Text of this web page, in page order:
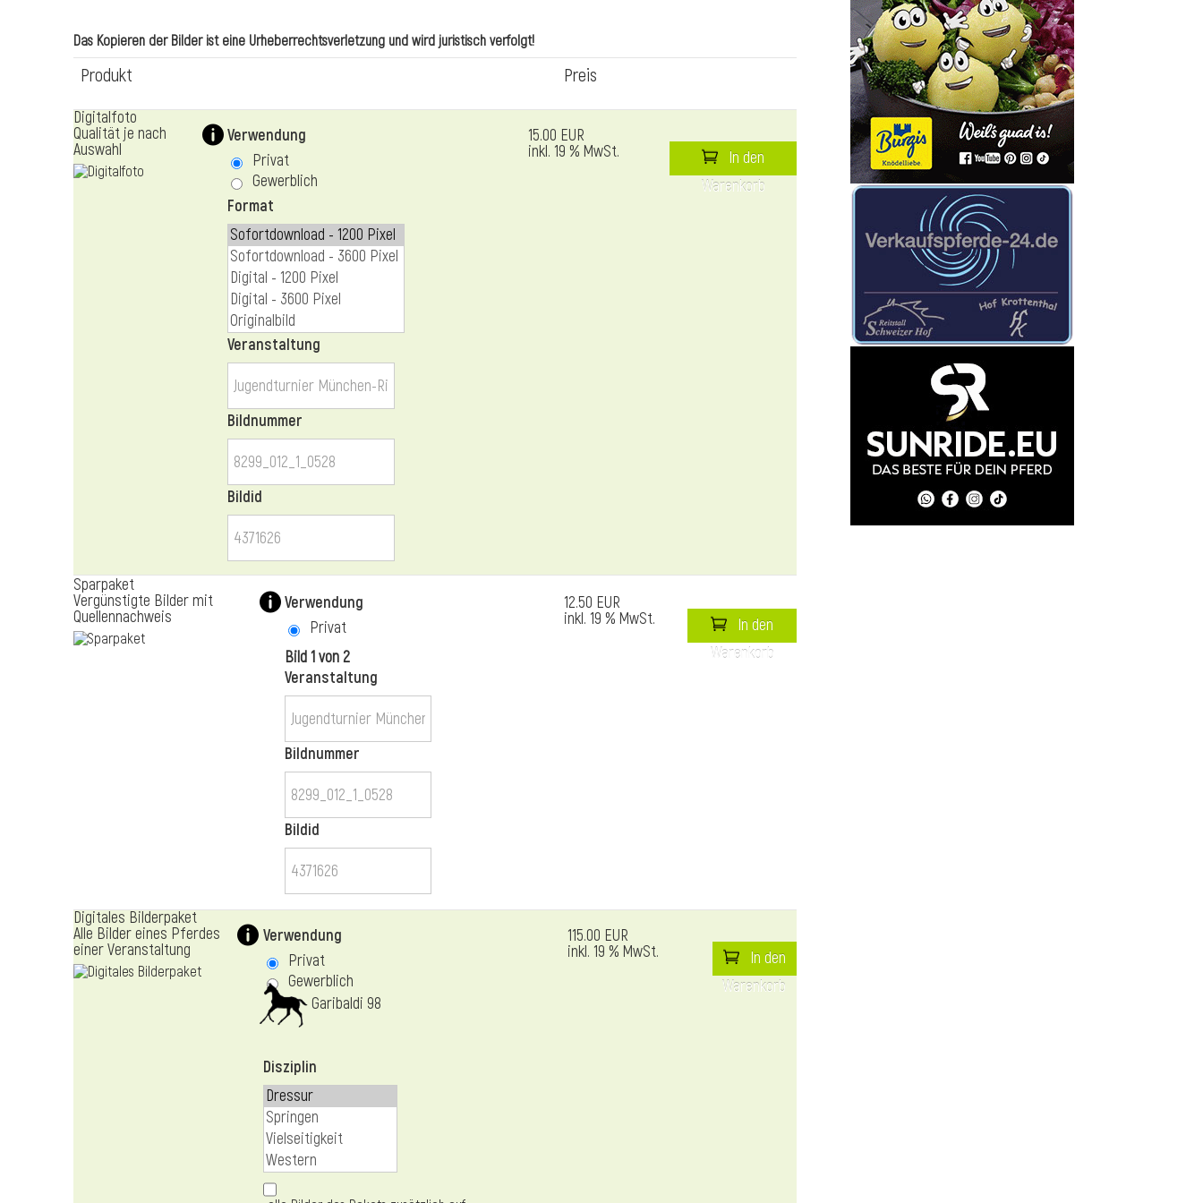
Das Kopieren der Bilder ist eine Urheberrechtsverletzung und wird juristisch verfolgt!
Produkt Preis
Digitalfoto
Qualität je nach
Auswahl
Verwendung
Privat
Gewerblich
Format
Veranstaltung
Bildnummer
Bildid
15.00 EUR
inkl. 19 % MwSt.
In den
Warenkorb
Sparpaket
Vergünstigte Bilder mit
Quellennachweis
Verwendung
Privat
Bild 1 von 2
Veranstaltung
Bildnummer
Bildid
12.50 EUR
inkl. 19 % MwSt.
In den
Warenkorb
Digitales Bilderpaket
Alle Bilder eines Pferdes
einer Veranstaltung
Garibaldi 98
Verwendung
Privat
Gewerblich
Disziplin
115.00 EUR
inkl. 19 % MwSt.
In den
Warenkorb